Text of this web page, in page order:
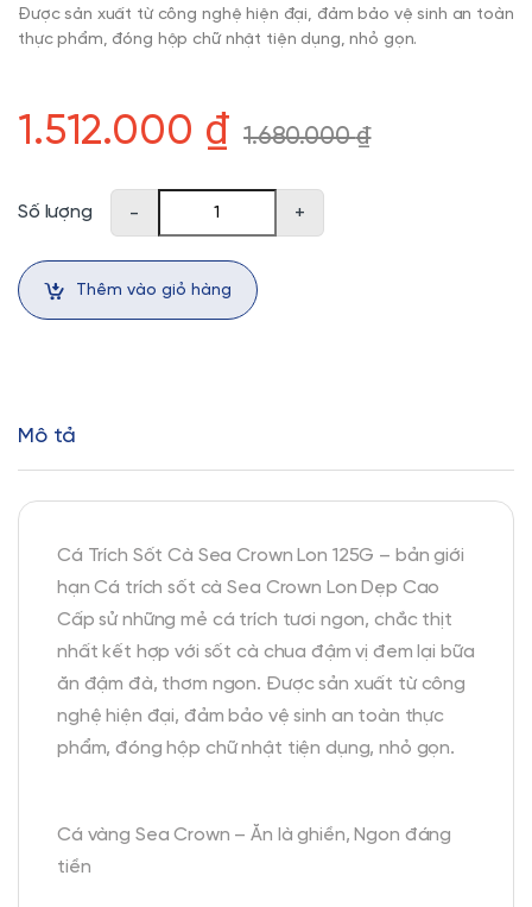
Được sản xuất từ công nghệ hiện đại, đảm bảo vệ sinh an toàn
thực phẩm, đóng hộp chữ nhật tiện dụng, nhỏ gọn.
1.512.000 ₫ 1.680.000₫
Cá hộp Sea Crown cá Trích sốt cà - Thùng 50 lon số lượng
Số lượng - +
Thêm vào giỏ hàng
Mô tả
Cá Trích Sốt Cà Sea Crown Lon 125G – bản giới
hạn Cá trích sốt cà Sea Crown Lon Dẹp Cao
Cấp sử những mẻ cá trích tươi ngon, chắc thịt
nhất kết hợp với sốt cà chua đậm vị đem lại bữa
ăn đậm đà, thơm ngon. Được sản xuất từ công
nghệ hiện đại, đảm bảo vệ sinh an toàn thực
phẩm, đóng hộp chữ nhật tiện dụng, nhỏ gọn.
Cá vàng Sea Crown – Ăn là ghiền, Ngon đáng
tiền